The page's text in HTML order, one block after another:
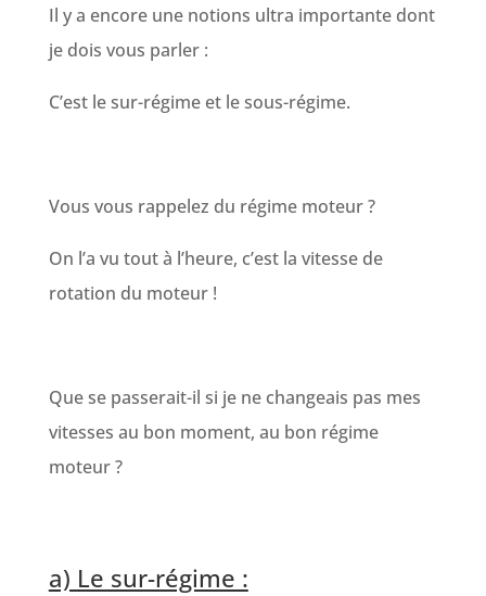
Il y a encore une notions ultra importante dont
je dois vous parler :
C’est le sur-régime et le sous-régime.
Vous vous rappelez du régime moteur ?
On l’a vu tout à l’heure, c’est la vitesse de
rotation du moteur !
Que se passerait-il si je ne changeais pas mes
vitesses au bon moment, au bon régime
moteur ?
a) Le sur-régime :